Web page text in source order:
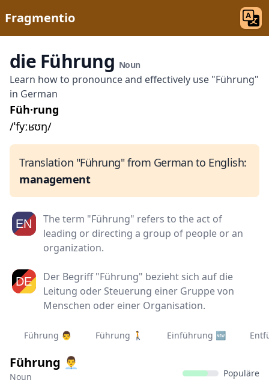
Fragmentio
die Führung Noun
Learn how to pronounce and effectively use "Führung"
in German
Füh·rung
/ˈfyːʁʊŋ/
Translation "Führung" from German to English:
management
The term "Führung" refers to the act of
leading or directing a group of people or an
organization.
Der Begriff "Führung" bezieht sich auf die
Leitung oder Steuerung einer Gruppe von
Menschen oder einer Organisation.
Führung 👨‍ Führung 🚶‍ Einführung 🆕
Führung 👨‍💼
Noun Populäre